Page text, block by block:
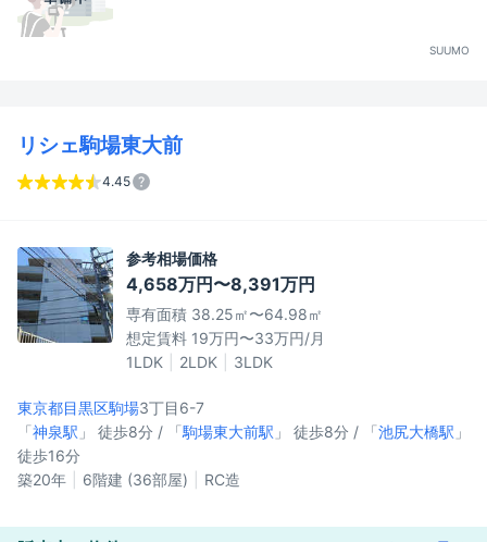
SUUMO
リシェ駒場東大前
4.45
参考相場価格
4,658万円〜8,391万円
専有面積 38.25㎡〜64.98㎡
想定賃料 19万円〜33万円/月
1LDK
2LDK 3LDK
東京都目黒区駒場3丁目6-7
「神泉駅 」 徒歩8分 / 「駒場東大前駅 」 徒歩8分 / 「池尻大橋駅 」
徒歩16分
築20年
6階建 (36部屋) RC造